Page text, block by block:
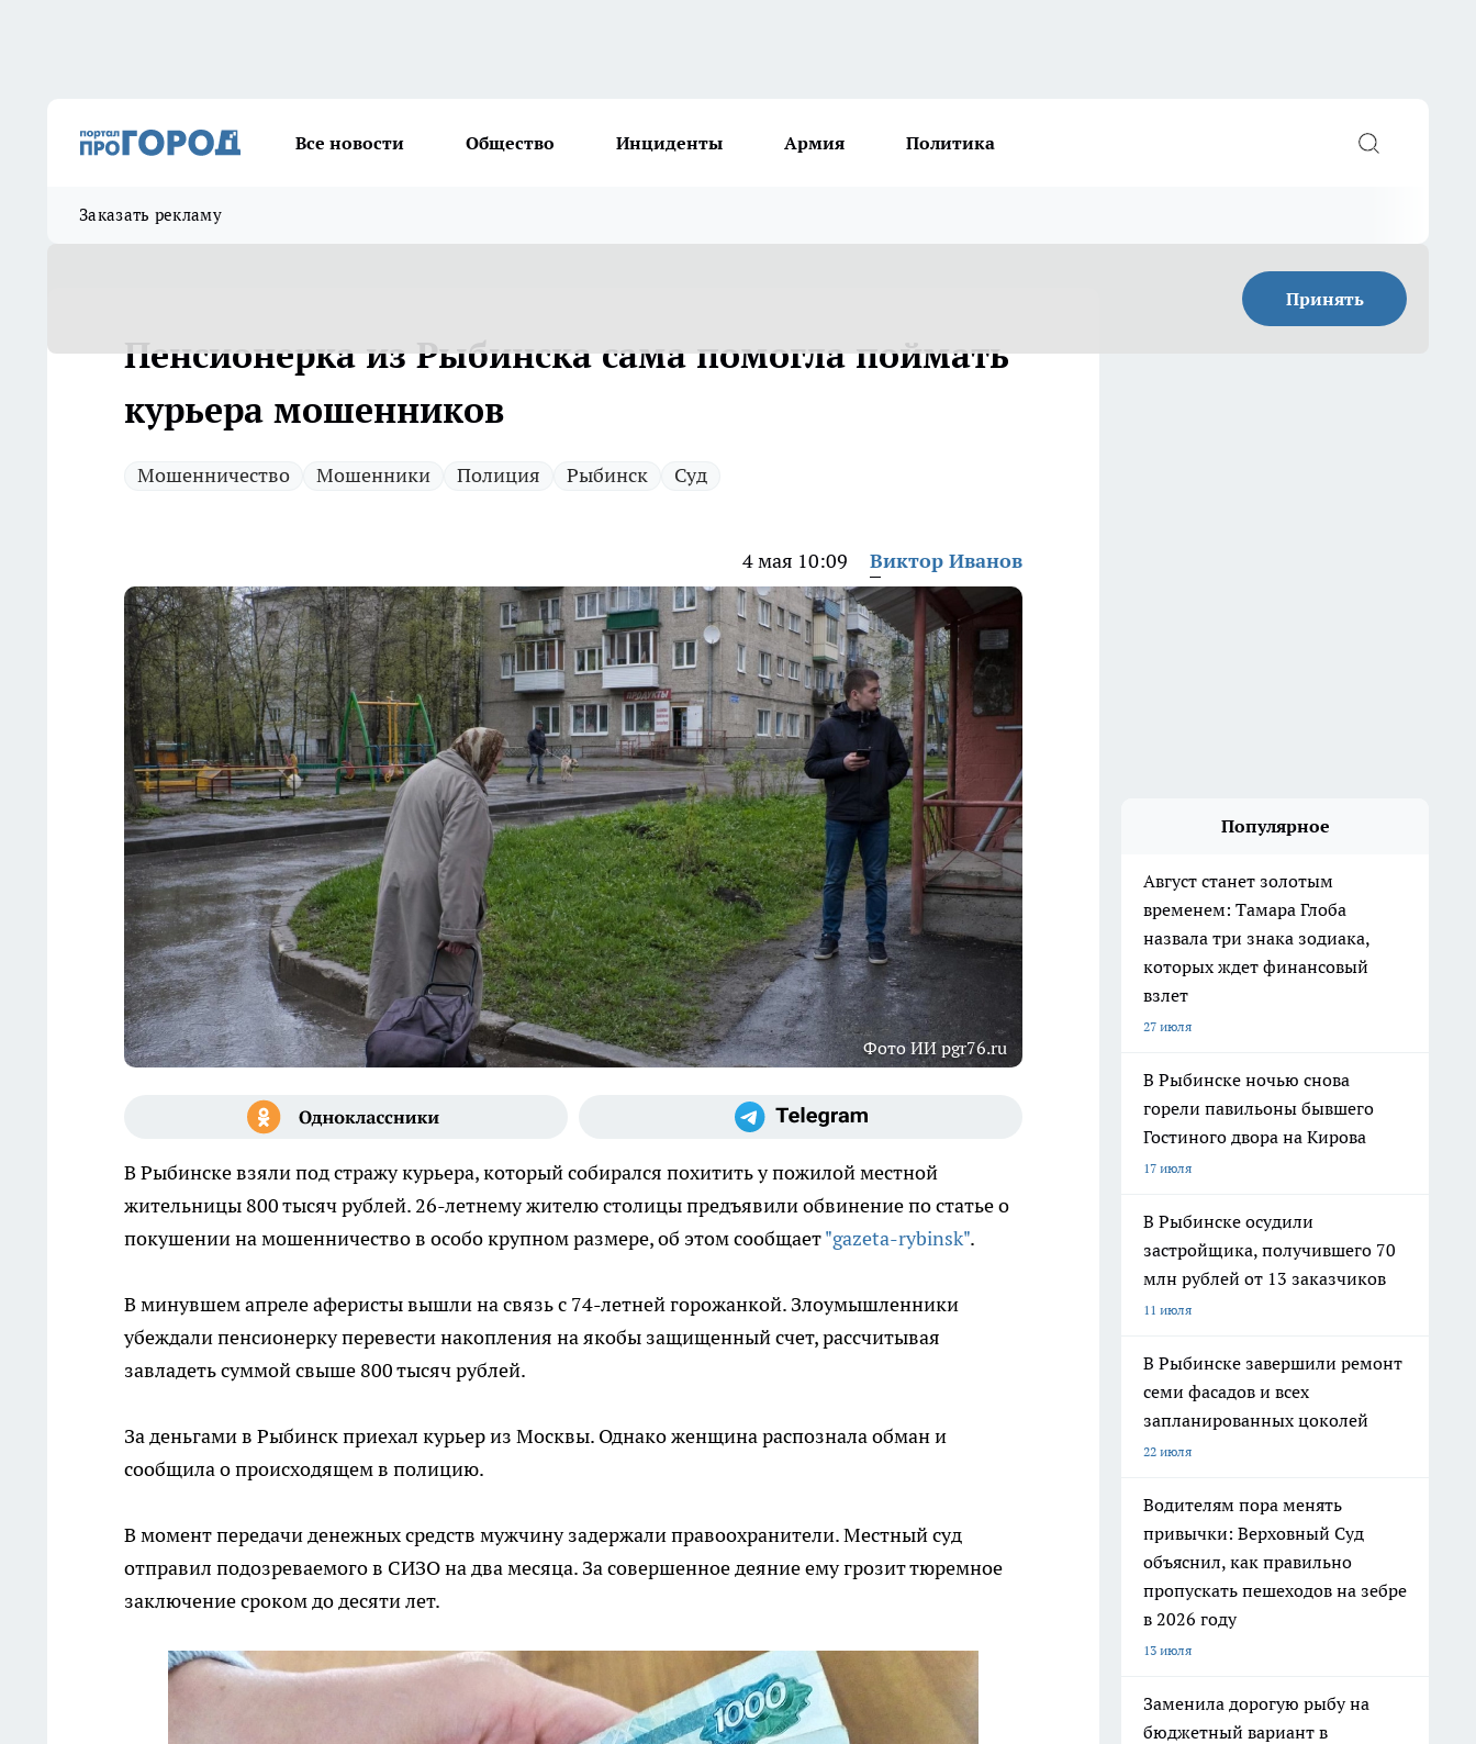
Все новости Общество Инциденты Армия Политика
Заказать рекламу
Принять
Пенсионерка из Рыбинска сама помогла поймать
курьера мошенников
Мошенничество Мошенники Полиция Рыбинск Суд
4 мая 10:09 Виктор Иванов
Фото ИИ pgr76.ru
В Рыбинске взяли под стражу курьера, который собирался похитить у пожилой местной
жительницы 800 тысяч рублей. 26-летнему жителю столицы предъявили обвинение по статье о
покушении на мошенничество в особо крупном размере, об этом сообщает"gazeta-rybinsk".
В минувшем апреле аферисты вышли на связь с 74-летней горожанкой. Злоумышленники
убеждали пенсионерку перевести накопления на якобы защищенный счет, рассчитывая
завладеть суммой свыше 800 тысяч рублей.
За деньгами в Рыбинск приехал курьер из Москвы. Однако женщина распознала обман и
сообщила о происходящем в полицию.
В момент передачи денежных средств мужчину задержали правоохранители. Местный суд
отправил подозреваемого в СИЗО на два месяца. За совершенное деяние ему грозит тюремное
заключение сроком до десяти лет.
Популярное
Август станет золотым
временем: Тамара Глоба
назвала три знака зодиака,
которых ждет финансовый
взлет
27 июля
В Рыбинске ночью снова
горели павильоны бывшего
Гостиного двора на Кирова
17 июля
В Рыбинске осудили
застройщика, получившего 70
млн рублей от 13 заказчиков
11 июля
В Рыбинске завершили ремонт
семи фасадов и всех
запланированных цоколей
22 июля
Водителям пора менять
привычки: Верховный Суд
объяснил, как правильно
пропускать пешеходов на зебре
в 2026 году
13 июля
Заменила дорогую рыбу на
бюджетный вариант в